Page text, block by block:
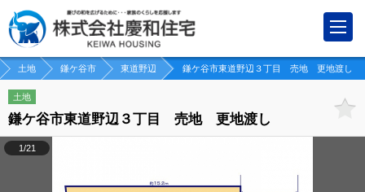
土地 鎌ケ谷市 東道野辺 鎌ケ谷市東道野辺３丁目 売地 更地渡し
土地
鎌ケ谷市東道野辺３丁目 売地 更地渡し
1/21